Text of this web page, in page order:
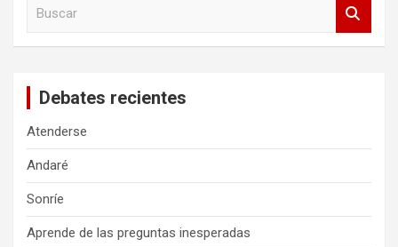
Debates recientes
Atenderse
Andaré
Sonríe
Aprende de las preguntas inesperadas